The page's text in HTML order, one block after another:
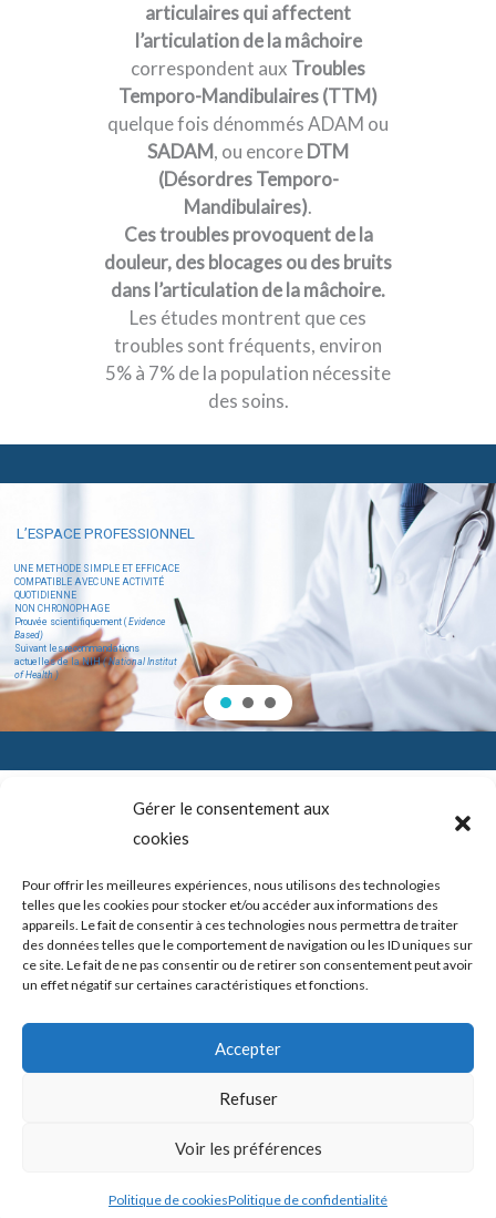
Gérer le consentement aux
cookies
Pour offrir les meilleures expériences, nous utilisons des technologies
telles que les cookies pour stocker et/ou accéder aux informations des
appareils. Le fait de consentir à ces technologies nous permettra de traiter
des données telles que le comportement de navigation ou les ID uniques sur
ce site. Le fait de ne pas consentir ou de retirer son consentement peut avoir
un effet négatif sur certaines caractéristiques et fonctions.
Accepter
Refuser
Voir les préférences
Politique de cookiesPolitique de confidentialité
articulaires qui affectent
l’articulation de la mâchoire
correspondent aux Troubles
Temporo-Mandibulaires (TTM)
quelque fois dénommés ADAM ou
SADAM, ou encoreDTM
(Désordres Temporo-
Mandibulaires).
Ces troubles provoquent de la
douleur, des blocages ou des bruits
dans l’articulation de la mâchoire.
Les études montrent que ces
troubles sont fréquents, environ
5% à 7% de la population nécessite
des soins.
L’ESPACE PROFESSIONNEL
UNE METHODE SIMPLE ET EFFICACE
COMPATIBLE AVEC UNE ACTIVITÉ
QUOTIDIENNE
NON CHRONOPHAGE
Prouvée scientifiquement ( Evidence
Based)
Suivant les recommandations
actuelles de la NIH( National Institut
of Health )
SADAM (Syndrome Algo-Dysfonctionnel de l’Appareil
l’articulation temporo-mandibulaire) – Troubles temporo-
mandibulaires. Douleurs de l’ATM – Blocage de la mâchoire –
Bruits – Articulation de la mâchoire. Douleur mâchoire
Copyright © 2026 shortcodeATM Guide Douleurs et/ou blocages
de la mâchoire -
Politique de confidentialité
Mis en place par ATM Guide Douleurs et/ou blocages de la